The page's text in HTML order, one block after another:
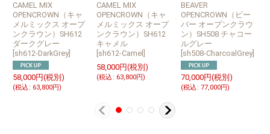
CAMEL MIX
OPENCROWN（キャ
メルミックス オープ
ンクラウン）SH612
ダークグレー
sh612-DarkGrey]
58,000円(税別)
(税込: 63,800円)
CAMEL MIX
OPENCROWN（キャ
メルミックス オープ
ンクラウン）SH612
キャメル
sh612-Camel
58,000円(税別)
(税込: 63,800円)
BEAVER
OPENCROWN（ビー
バー オープンクラウ
ン）SH508 チャコー
ルグレー
sh508-CharcoalGrey]
70,000円(税別)
(税込: 77,000円)